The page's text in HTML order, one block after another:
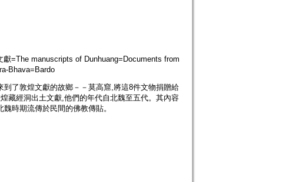
=The manuscripts of Dunhuang=Documents from
Bhava=Bardo
了敦煌文獻的故鄉－－莫高窟,將這8件文物捐贈給
藏經洞出土文獻,他們的年代自北魏至五代。其內容
時期流傳於民間的佛教傳貼。